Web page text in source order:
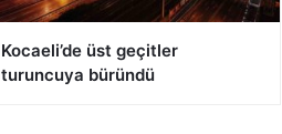
Kocaeli’de üst geçitler
turuncuya büründü